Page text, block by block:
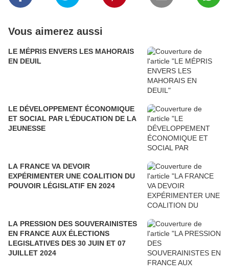
Vous aimerez aussi
LE MÉPRIS ENVERS LES MAHORAIS
EN DEUIL
LE DÉVELOPPEMENT ÉCONOMIQUE
ET SOCIAL PAR L'ÉDUCATION DE LA
JEUNESSE
LA FRANCE VA DEVOIR
EXPÉRIMENTER UNE COALITION DU
POUVOIR LÉGISLATIF EN 2024
LA PRESSION DES SOUVERAINISTES
EN FRANCE AUX ÉLECTIONS
LEGISLATIVES DES 30 JUIN ET 07
JUILLET 2024